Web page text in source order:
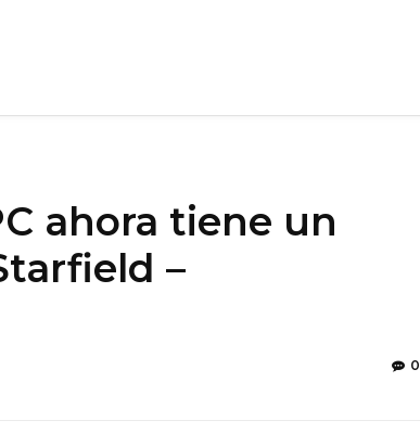
ahora tiene un
–
0